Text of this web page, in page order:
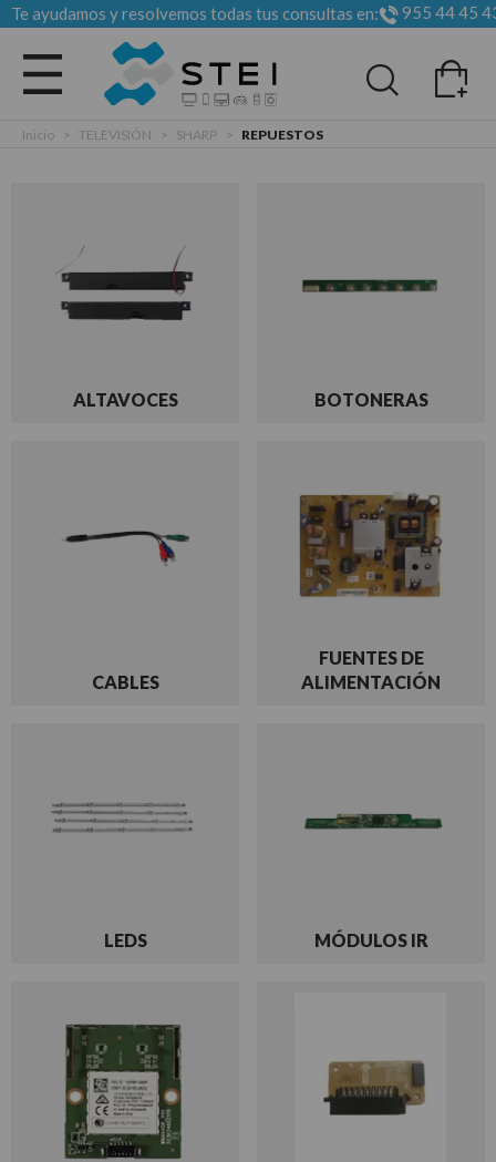
Te ayudamos y resolvemos todas tus consultas en: 955 44 45
Todas las categorias
Inicio > TELEVISIÓN > SHARP > REPUESTOS
ALTAVOCES BOTONERAS
CABLES
FUENTES DE
ALIMENTACIÓN
LEDS MÓDULOS IR